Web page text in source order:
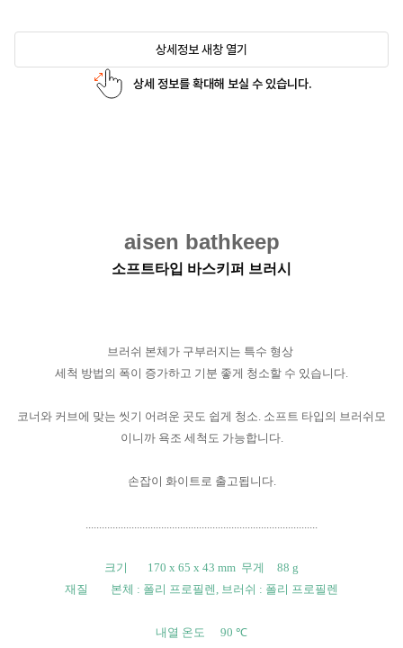
상세정보 새창 열기
상세 정보를 확대해 보실 수 있습니다.
aisen bathkeep
소프트타입 바스키퍼 브러시
브러쉬 본체가 구부러지는 특수 형상
세척 방법의 폭이 증가하고 기분 좋게 청소할 수 있습니다.
코너와 커브에 맞는 씻기 어려운 곳도 쉽게 청소. 소프트 타입의 브러쉬모
이니까 욕조 세척도 가능합니다.
손잡이 화이트로 출고됩니다.
크기 170 x 65 x 43 mm 무게
88 g
재질
본체 : 폴리 프로필렌, 브러쉬 : 폴리 프로필렌
내열 온도 90 ℃